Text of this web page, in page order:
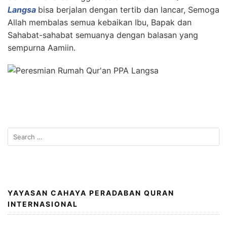
Langsa bisa berjalan dengan tertib dan lancar, Semoga
Allah membalas semua kebaikan Ibu, Bapak dan
Sahabat-sahabat semuanya dengan balasan yang
sempurna Aamiin.
Search
for:
YAYASAN CAHAYA PERADABAN QURAN
INTERNASIONAL